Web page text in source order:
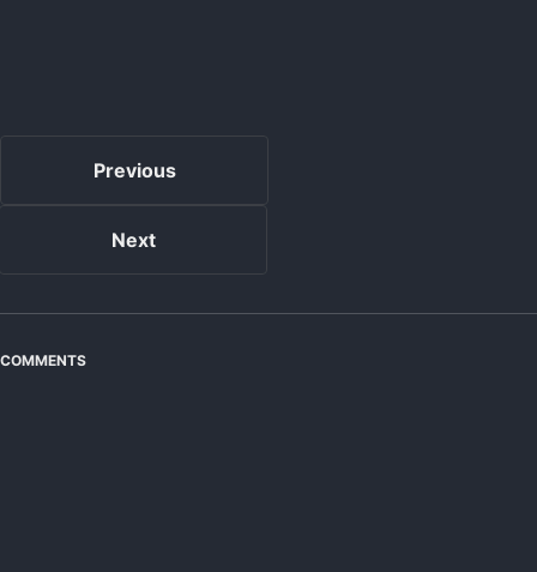
Previous
Next
COMMENTS